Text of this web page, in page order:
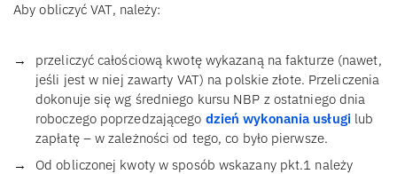
Aby obliczyć VAT, należy:
przeliczyć całościową kwotę wykazaną na fakturze (nawet,
jeśli jest w niej zawarty VAT) na polskie złote. Przeliczenia
dokonuje się wg średniego kursu NBP z ostatniego dnia
roboczego poprzedzającego dzień wykonania usługilub
zapłatę – w zależności od tego, co było pierwsze.
Od obliczonej kwoty w sposób wskazany pkt.1 należy